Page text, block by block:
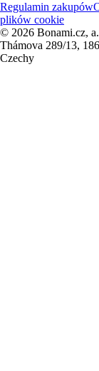
Regulamin zakupów
plików cookie
© 2026 Bonami.cz,
Thámova 289/13,
Czechy